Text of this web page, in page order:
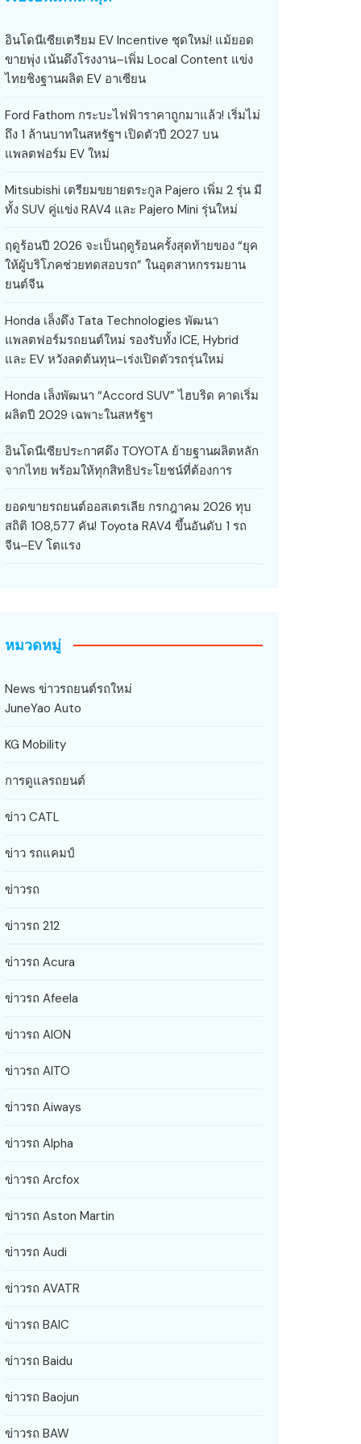
อินโดนีเซียเตรียม EV Incentive ชุดใหม่! แม้ยอด
ขายพุ่ง เน้นดึงโรงงาน–เพิ่ม Local Content แข่ง
ไทยชิงฐานผลิต EV อาเซียน
Ford Fathom กระบะไฟฟ้าราคาถูกมาแล้ว! เริ่มไม่
ถึง 1 ล้านบาทในสหรัฐฯ เปิดตัวปี 2027 บน
แพลตฟอร์ม EV ใหม่
Mitsubishi เตรียมขยายตระกูล Pajero เพิ่ม 2 รุ่น มี
ทั้ง SUV คู่แข่ง RAV4 และ Pajero Mini รุ่นใหม่
ฤดูร้อนปี 2026 จะเป็นฤดูร้อนครั้งสุดท้ายของ “ยุค
ให้ผู้บริโภคช่วยทดสอบรถ” ในอุตสาหกรรมยาน
ยนต์จีน
Honda เล็งดึง Tata Technologies พัฒนา
แพลตฟอร์มรถยนต์ใหม่ รองรับทั้ง ICE, Hybrid
และ EV หวังลดต้นทุน–เร่งเปิดตัวรถรุ่นใหม่
Honda เล็งพัฒนา “Accord SUV” ไฮบริด คาดเริ่ม
ผลิตปี 2029 เฉพาะในสหรัฐฯ
อินโดนีเซียประกาศดึง TOYOTA ย้ายฐานผลิตหลัก
จากไทย พร้อมให้ทุกสิทธิประโยชน์ที่ต้องการ
ยอดขายรถยนต์ออสเตรเลีย กรกฎาคม 2026 ทุบ
สถิติ 108,577 คัน! Toyota RAV4 ขึ้นอันดับ 1 รถ
จีน–EV โตแรง
หมวดหมู่
News ข่าวรถยนต์รถใหม่
JuneYao Auto
KG Mobility
การดูแลรถยนต์
ข่าว CATL
ข่าว รถแคมป์
ข่าวรถ
ข่าวรถ 212
ข่าวรถ Acura
ข่าวรถ Afeela
ข่าวรถ AION
ข่าวรถ AITO
ข่าวรถ Aiways
ข่าวรถ Alpha
ข่าวรถ Arcfox
ข่าวรถ Aston Martin
ข่าวรถ Audi
ข่าวรถ AVATR
ข่าวรถ BAIC
ข่าวรถ Baidu
ข่าวรถ Baojun
ข่าวรถ BAW